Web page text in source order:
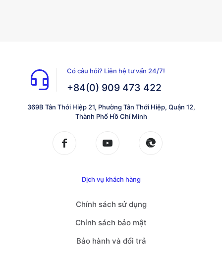
Có câu hỏi? Liên hệ tư vấn 24/7!
+84(0) 909 473 422
369B Tân Thới Hiệp 21, Phường Tân Thới Hiệp, Quận 12,
Thành Phố Hồ Chí Minh
Dịch vụ khách hàng
Chính sách sử dụng
Chính sách bảo mật
Bảo hành và đổi trả